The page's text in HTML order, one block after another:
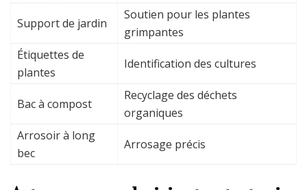
Support de jardin
Soutien pour les plantes
grimpantes
Étiquettes de
plantes
Identification des cultures
Bac à compost
Recyclage des déchets
organiques
Arrosoir à long
bec
Arrosage précis